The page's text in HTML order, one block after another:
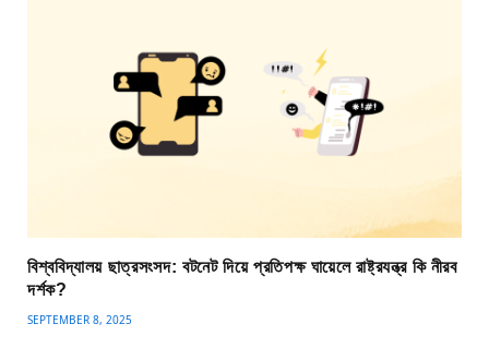
বিশ্ববিদ্যালয় ছাত্রসংসদ: বটনেট দিয়ে প্রতিপক্ষ ঘায়েলে রাষ্ট্রযন্ত্র কি নীরব
দর্শক?
SEPTEMBER 8, 2025